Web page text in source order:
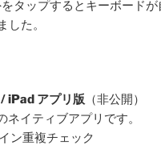
タップするとキーボード
した。
iPad アプリ版 （非公開）
イティブアプリです。
ン重複チェック